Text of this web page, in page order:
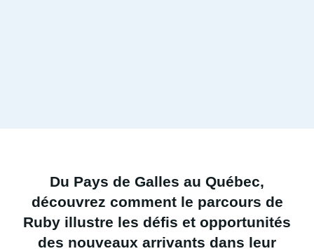
Du Pays de Galles au Québec,
découvrez comment le parcours de
Ruby illustre les défis et opportunités
des nouveaux arrivants dans leur